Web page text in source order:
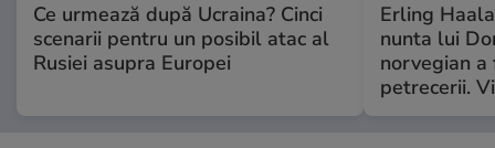
Ce urmează după Ucraina? Cinci
scenarii pentru un posibil atac al
Rusiei asupra Europei
Erling
nunta lui
norvegian
petrecerii.